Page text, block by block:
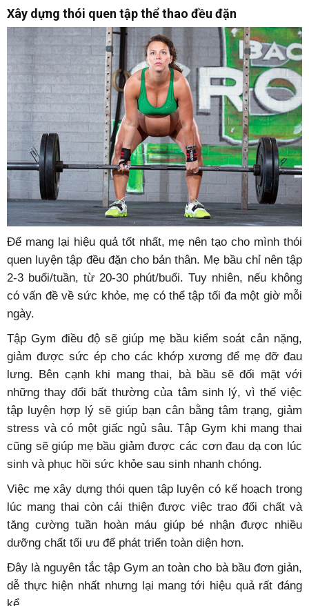
Xây dựng thói quen tập thể thao đều đặn
Để mang lại hiệu quả tốt nhất, mẹ nên tạo cho mình thói
quen luyện tập đều đặn cho bản thân. Mẹ bầu chỉ nên tập
2-3 buổi/tuần, từ 20-30 phút/buổi. Tuy nhiên, nếu không
có vấn đề về sức khỏe, mẹ có thể tập tối đa một giờ mỗi
ngày.
Tập Gym điều độ sẽ giúp mẹ bầu kiểm soát cân nặng,
giảm được sức ép cho các khớp xương để mẹ đỡ đau
lưng. Bên cạnh khi mang thai, bà bầu sẽ đối mặt với
những thay đổi bất thường của tâm sinh lý, vì thế việc
tập luyện hợp lý sẽ giúp bạn cân bằng tâm trạng, giảm
stress và có một giấc ngủ sâu. Tập Gym khi mang thai
cũng sẽ giúp mẹ bầu giảm được các cơn đau dạ con lúc
sinh và phục hồi sức khỏe sau sinh nhanh chóng.
Việc mẹ xây dựng thói quen tập luyện có kế hoạch trong
lúc mang thai còn cải thiện được việc trao đổi chất và
tăng cường tuần hoàn máu giúp bé nhận được nhiều
dưỡng chất tối ưu để phát triển toàn diện hơn.
Đây là nguyên tắc tập Gym an toàn cho bà bầu đơn giản,
dễ thực hiện nhất nhưng lại mang tới hiệu quả rất đáng